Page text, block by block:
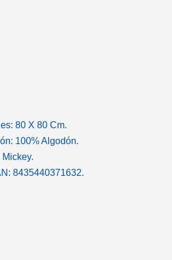
80 X 80 Cm.
100% Algodón.
8435440371632.